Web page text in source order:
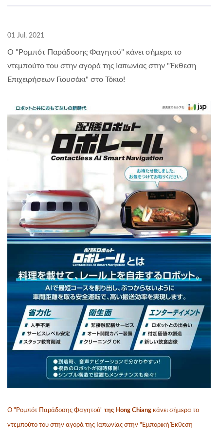
01 Jul, 2021
Ο "Ρομπότ Παράδοσης Φαγητού" κάνει σήμερα το
ντεμπούτο του στην αγορά της Ιαπωνίας στην "Έκθεση
Επιχειρήσεων Γιουσάκι" στο Τόκιο!
Ο "Ρομπότ Παράδοσης Φαγητού" της Hong Chiang κάνει σήμερα το
ντεμπούτο του στην αγορά της Ιαπωνίας στην "Εμπορική Έκθεση